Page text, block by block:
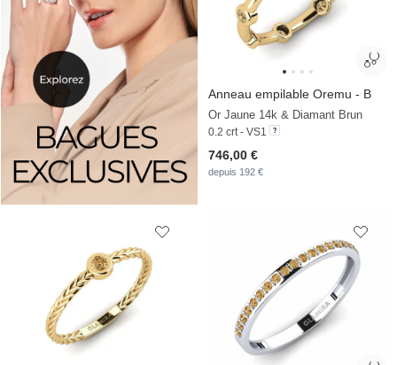
Anneau empilable Oremu - B
Or Jaune 14k & Diamant Brun
0.2 crt - VS1
746,00 €
depuis 192 €